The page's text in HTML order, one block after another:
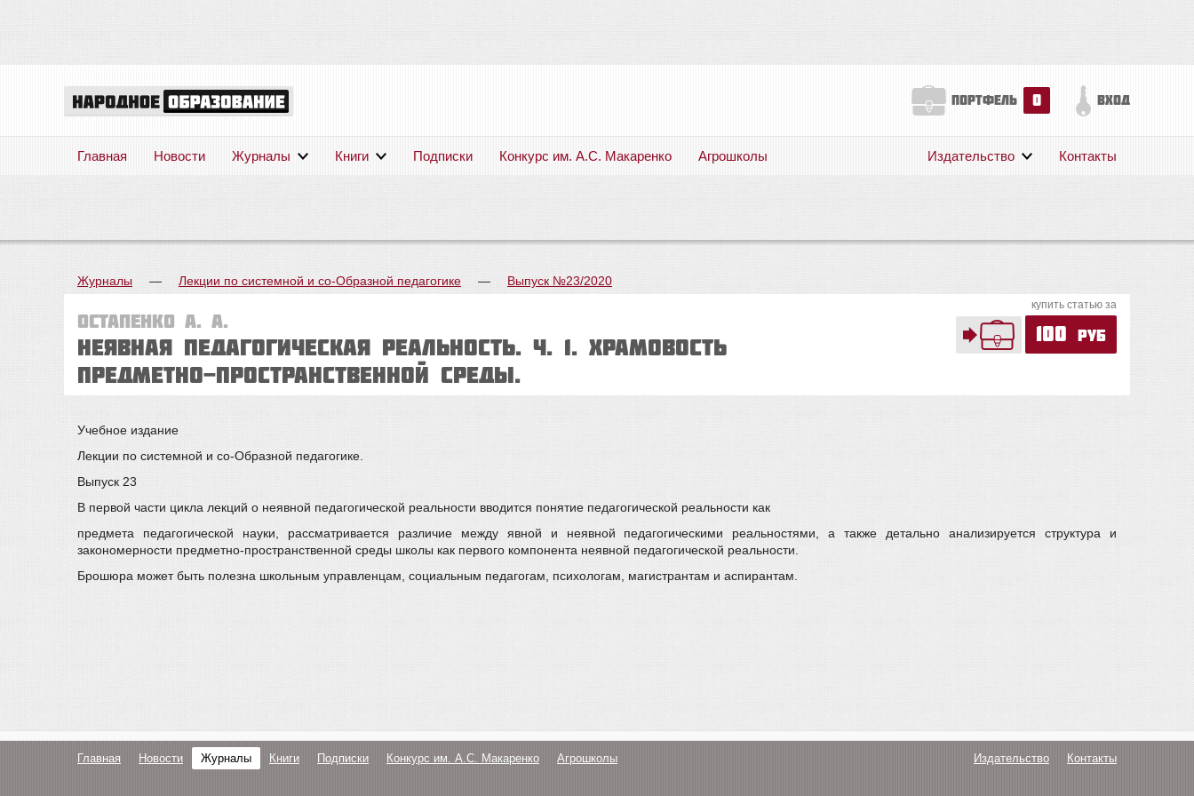
портфель 0 вход
Главная Новости Журналы Книги Подписки Конкурс им. А.С. Макаренко Агрошколы
Поддержка
Издательство Контакты
Журналы — Лекции по системной и со-Образной педагогике — Выпуск №23/2020
Остапенко А. А.
НЕЯВНАЯ ПЕДАГОГИЧЕСКАЯ РЕАЛЬНОСТЬ. Ч. 1. Храмовость
предметно-пространственной среды.
купить статью за
100 руб
Учебное издание
Лекции по системной и со-Образной педагогике.
Выпуск 23
В первой части цикла лекций о неявной педагогической реальности вводится понятие педагогической реальности как
предмета педагогической науки, рассматривается различие между явной и неявной педагогическими реальностями, а также детально анализируется структура и
закономерности предметно-пространственной среды школы как первого компонента неявной педагогической реальности.
Брошюра может быть полезна школьным управленцам, социальным педагогам, психологам, магистрантам и аспирантам.
Главная Новости Журналы Книги Подписки Конкурс им. А.С. Макаренко Агрошколы Издательство Контакты